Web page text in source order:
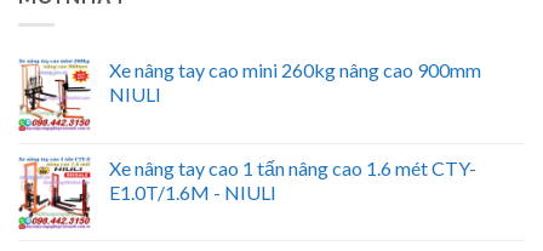
Xe nâng tay cao mini 260kg nâng cao 900mm
NIULI
Xe nâng tay cao 1 tấn nâng cao 1.6 mét CTY-
E1.0T/1.6M - NIULI